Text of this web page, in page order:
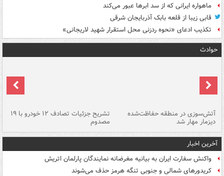
ماهواره ایرانی که از سد ابرها عبور می‌کند
قابی زیبا از قلعه بابک آذربایجان شرقی
تکذیب ادعای «نحوه ردزنی محل استقرار شهید لاریجانی»
حوادث
آتش‌سوزی در منطقه حفاظت‌شده
دیزمار مهار شد
تشریح جزئیات تصادف ۱۲ خودرو با ۱۹
مصدوم
آخرین اخبار
واکنش سفارت ایران به بیانیه مغرضانه نمایندگان پارلمان اتریش
کریدورهای شمالی و جنوبی تنگه هرمز حذف می‌شوند